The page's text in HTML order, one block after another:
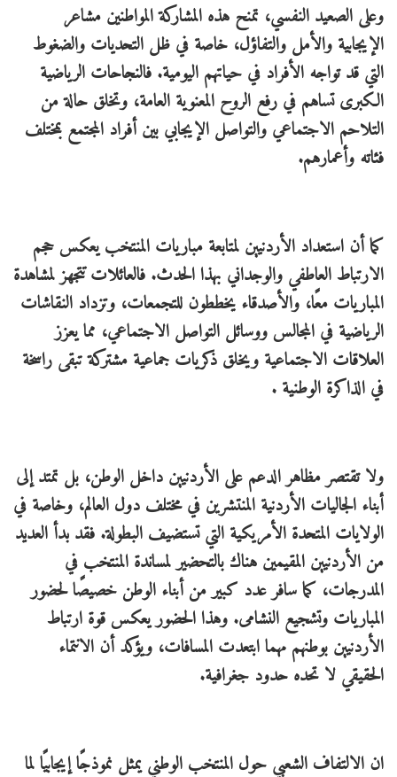
وعلى الصعيد النفسي، تمنح هذه المشاركة المواطنين مشاعر
الإيجابية والأمل والتفاؤل، خاصة في ظل التحديات والضغوط
التي قد تواجه الأفراد في حياتهم اليومية. فالنجاحات الرياضية
الكبرى تساهم في رفع الروح المعنوية العامة، وتخلق حالة من
التلاحم الاجتماعي والتواصل الإيجابي بين أفراد المجتمع بمختلف
فئاته وأعمارهم.
كما أن استعداد الأردنيين لمتابعة مباريات المنتخب يعكس حجم
الارتباط العاطفي والوجداني بهذا الحدث. فالعائلات تتجهز لمشاهدة
المباريات معًا، والأصدقاء يخططون للتجمعات، وتزداد النقاشات
الرياضية في المجالس ووسائل التواصل الاجتماعي، مما يعزز
العلاقات الاجتماعية ويخلق ذكريات جماعية مشتركة تبقى راسخة
في الذاكرة الوطنية .
ولا تقتصر مظاهر الدعم على الأردنيين داخل الوطن، بل تمتد إلى
أبناء الجاليات الأردنية المنتشرين في مختلف دول العالم، وخاصة في
الولايات المتحدة الأمريكية التي تستضيف البطولة. فقد بدأ العديد
من الأردنيين المقيمين هناك بالتحضير لمساندة المنتخب في
المدرجات، كما سافر عدد كبير من أبناء الوطن خصيصًا لحضور
المباريات وتشجيع النشامى. وهذا الحضور يعكس قوة ارتباط
الأردنيين بوطنهم مهما ابتعدت المسافات، ويؤكد أن الانتماء
الحقيقي لا تحده حدود جغرافية.
ان الالتفاف الشعبي حول المنتخب الوطني يمثل نموذجًا إيجابيًا لما